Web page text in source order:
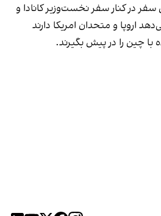
سفر در کنار سفر نخست‌وزیر کانادا و
اروپا و متحدان امریکا دارند
با چین را در پیش بگیرند.